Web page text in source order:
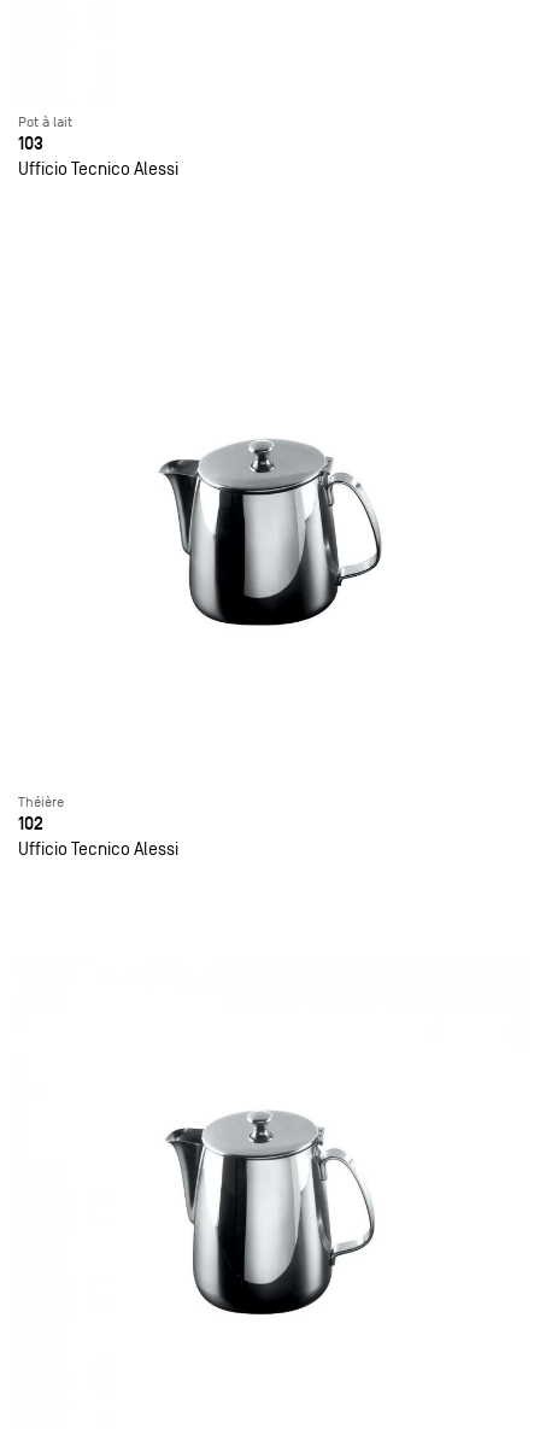
Pot à lait
103
Ufficio Tecnico Alessi
Théière
102
Ufficio Tecnico Alessi